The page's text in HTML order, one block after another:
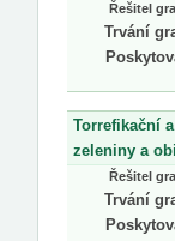
Řešitel
Trvání
Torrefikační
zeleniny a
Řešitel
Trvání